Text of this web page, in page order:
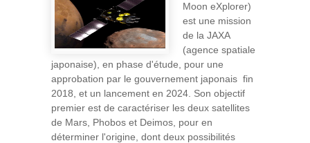
Moon eXplorer)
est une mission
de la JAXA
(agence spatiale
japonaise), en phase d'étude, pour une
approbation par le gouvernement japonais fin
2018, et un lancement en 2024. Son objectif
premier est de caractériser les deux satellites
de Mars, Phobos et Deimos, pour en
déterminer l'origine, dont deux possibilités